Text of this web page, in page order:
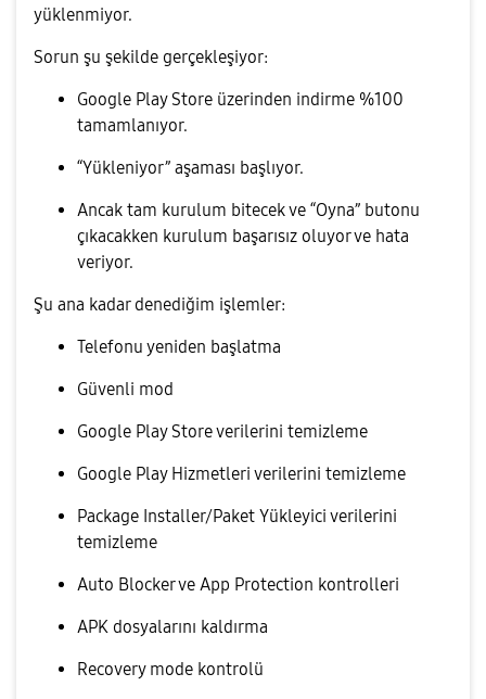
yüklenmiyor.
Sorun şu şekilde gerçekleşiyor:
Google Play Store üzerinden indirme %100
tamamlanıyor.
“Yükleniyor” aşaması başlıyor.
Ancak tam kurulum bitecek ve “Oyna” butonu
çıkacakken kurulum başarısız oluyor ve hata
veriyor.
Şu ana kadar denediğim işlemler:
Telefonu yeniden başlatma
Güvenli mod
Google Play Store verilerini temizleme
Google Play Hizmetleri verilerini temizleme
Package Installer/Paket Yükleyici verilerini
temizleme
Auto Blocker ve App Protection kontrolleri
APK dosyalarını kaldırma
Recovery mode kontrolü